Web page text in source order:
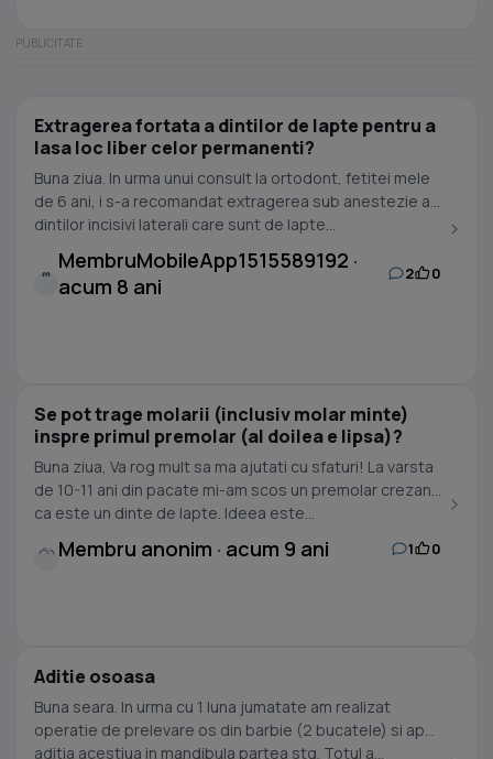
Extragerea fortata a dintilor de lapte pentru a
lasa loc liber celor permanenti?
Buna ziua. In urma unui consult la ortodont, fetitei mele
de 6 ani, i s-a recomandat extragerea sub anestezie a
dintilor incisivi laterali care sunt de lapte...
M
MembruMobileApp1515589192 ·
acum 8 ani
2 0
Se pot trage molarii (inclusiv molar minte)
inspre primul premolar (al doilea e lipsa)?
Buna ziua, Va rog mult sa ma ajutati cu sfaturi! La varsta
de 10-11 ani din pacate mi-am scos un premolar crezand
ca este un dinte de lapte. Ideea este...
Membru anonim · acum 9 ani 1 0
Aditie osoasa
Buna seara. In urma cu 1 luna jumatate am realizat
operatie de prelevare os din barbie (2 bucatele) si apoi
aditia acestiua in mandibula partea stg. Totul a...